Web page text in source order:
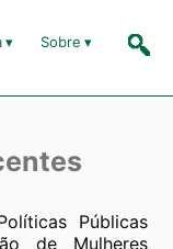
Sobre
Públicas
de Mulheres